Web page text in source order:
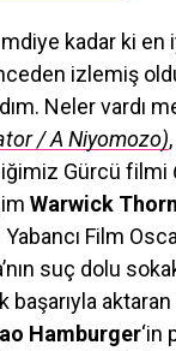
kadar ki
izlemiş
Neler vardı
/ A Niyomozo)
Gürcü filmi
Warwick
Yabancı Film
suç dolu
başarıyla aktaran
Hamburger‘in